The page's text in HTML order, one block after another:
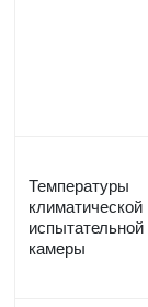
Температуры
климатической
испытательной
камеры